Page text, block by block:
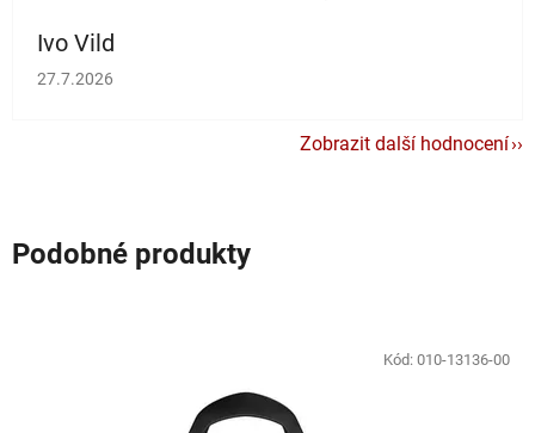
Ivo Vild
Hodnocení obchodu je 5 z 5 hvězdiček.
27.7.2026
Zobrazit další hodnocení
Podobné produkty
Kód: 010-13136-00